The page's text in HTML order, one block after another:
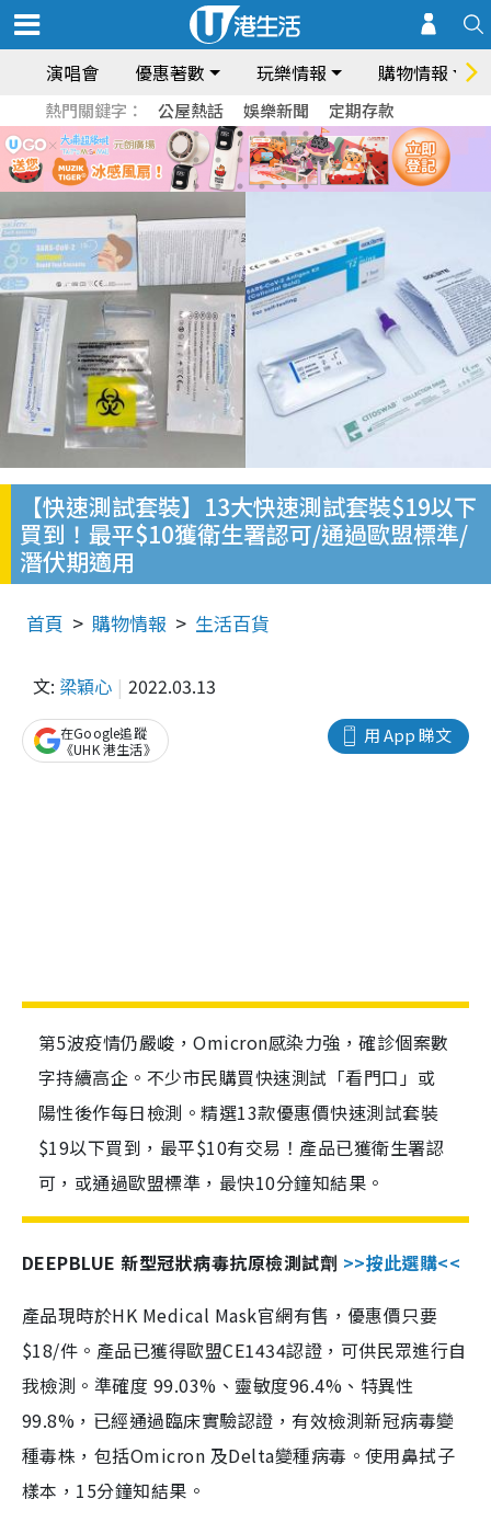
演唱會 優惠著數 玩樂情報 購物情報
熱門關鍵字： 公屋熱話 娛樂新聞 定期存款
【快速測試套裝】13大快速測試套裝$19以下
買到！最平$10獲衛生署認可/通過歐盟標準/
潛伏期適用
首頁 購物情報 生活百貨
文: 梁穎心 2022.03.13
用 App 睇文
在Google追蹤
《UHK 港生活》
第5波疫情仍嚴峻，Omicron感染力強，確診個案數
字持續高企。不少市民購買快速測試「看門口」或
陽性後作每日檢測。精選13款優惠價快速測試套裝
$19以下買到，最平$10有交易！產品已獲衛生署認
可，或通過歐盟標準，最快10分鐘知結果。
DEEPBLUE 新型冠狀病毒抗原檢測試劑 >>按此選購<<
產品現時於HK Medical Mask官網有售，優惠價只要
$18/件。產品已獲得歐盟CE1434認證，可供民眾進行自
我檢測。準確度 99.03%、靈敏度96.4%、特異性
99.8%，已經通過臨床實驗認證，有效檢測新冠病毒變
種毒株，包括Omicron 及Delta變種病毒。使用鼻拭子
樣本，15分鐘知結果。